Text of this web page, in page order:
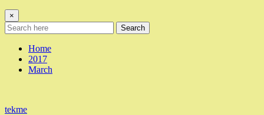
×
Search
Home
2017
March
tekme